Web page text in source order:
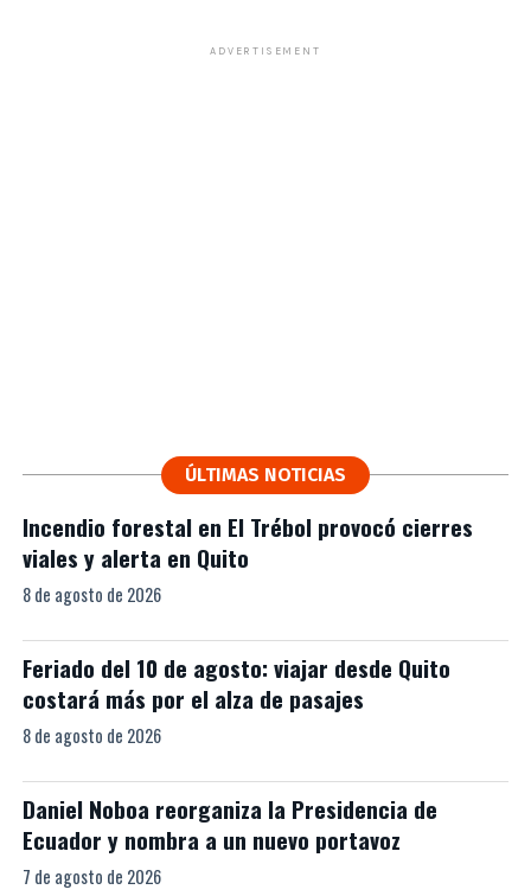
ADVERTISEMENT
ÚLTIMAS NOTICIAS
Incendio forestal en El Trébol provocó cierres
viales y alerta en Quito
8 de agosto de 2026
Feriado del 10 de agosto: viajar desde Quito
costará más por el alza de pasajes
8 de agosto de 2026
Daniel Noboa reorganiza la Presidencia de
Ecuador y nombra a un nuevo portavoz
7 de agosto de 2026